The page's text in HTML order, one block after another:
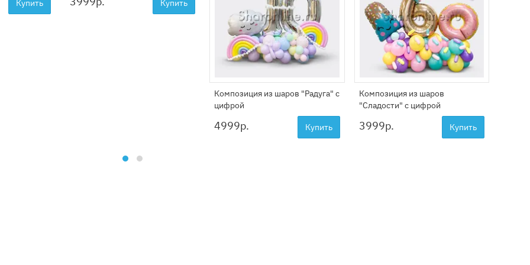
Купить Купить
Композиция из шаров "Радуга" с
цифрой
4999р. Купить
Композиция из шаров
"Сладости" с цифрой
3999р. Купить